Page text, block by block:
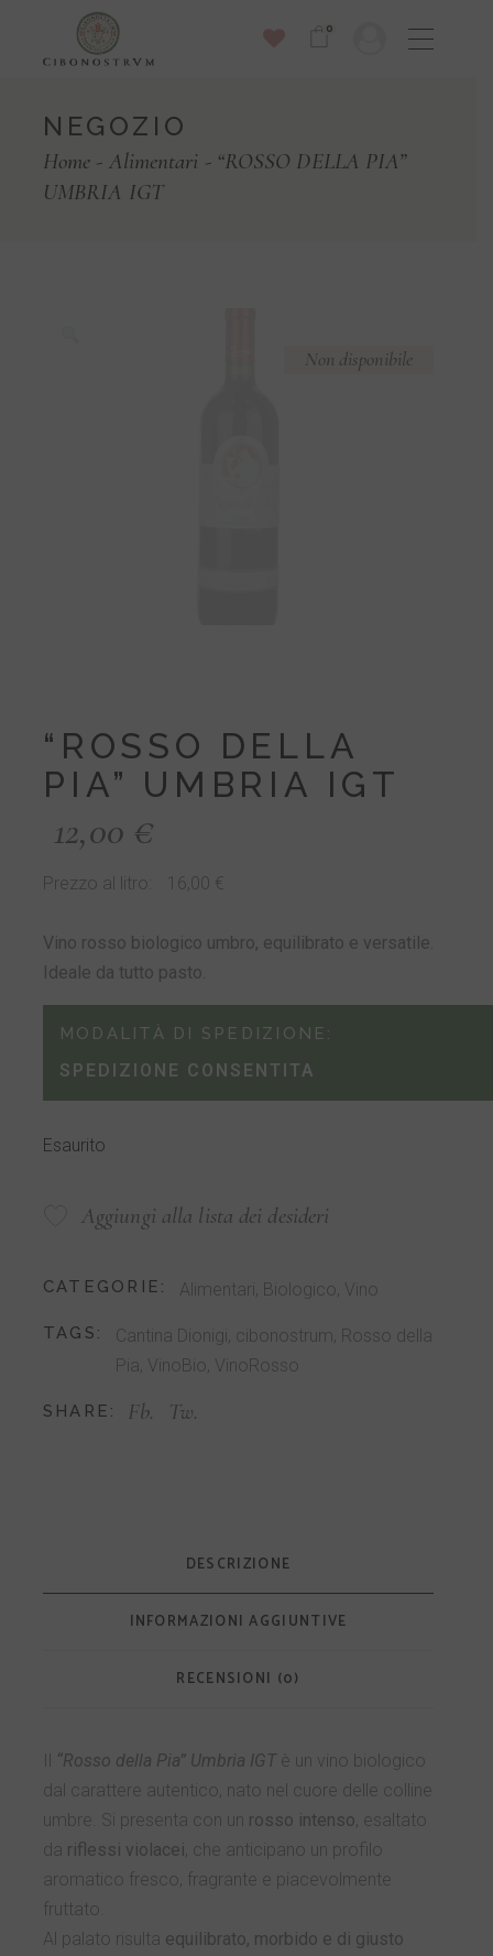
content
0
NEGOZIO
Home Alimentari
“ROSSO DELLA PIA”
UMBRIA IGT
Non disponibile
“ROSSO DELLA
PIA” UMBRIA IGT
12,00 €
Prezzo al litro: 16,00 €
Vino rosso biologico umbro, equilibrato e versatile.
Ideale da tutto pasto.
MODALITÀ DI SPEDIZIONE:
SPEDIZIONE CONSENTITA
Esaurito
Aggiungi alla lista dei desideri
CATEGORIE: Alimentari, Biologico, Vino
TAGS: Cantina Dionigi, cibonostrum, Rosso della
Pia, VinoBio, VinoRosso
SHARE: Fb. Tw.
DESCRIZIONE
INFORMAZIONI AGGIUNTIVE
RECENSIONI (0)
Il “Rosso della Pia” Umbria IGTè un vino biologico
dal carattere autentico, nato nel cuore delle colline
umbre. Si presenta con un rosso intenso, esaltato
da riflessi violacei, che anticipano un profilo
aromatico fresco, fragrante e piacevolmente
fruttato.
Al palato risulta equilibrato, morbido e di giusto